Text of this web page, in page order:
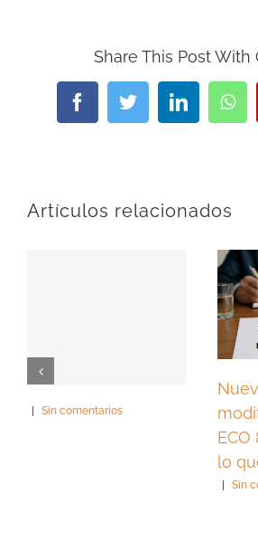
Share This Post With
FacebookTwitterLinkedIn
Artículos relacionados
| Sin comentarios
lo
Sin